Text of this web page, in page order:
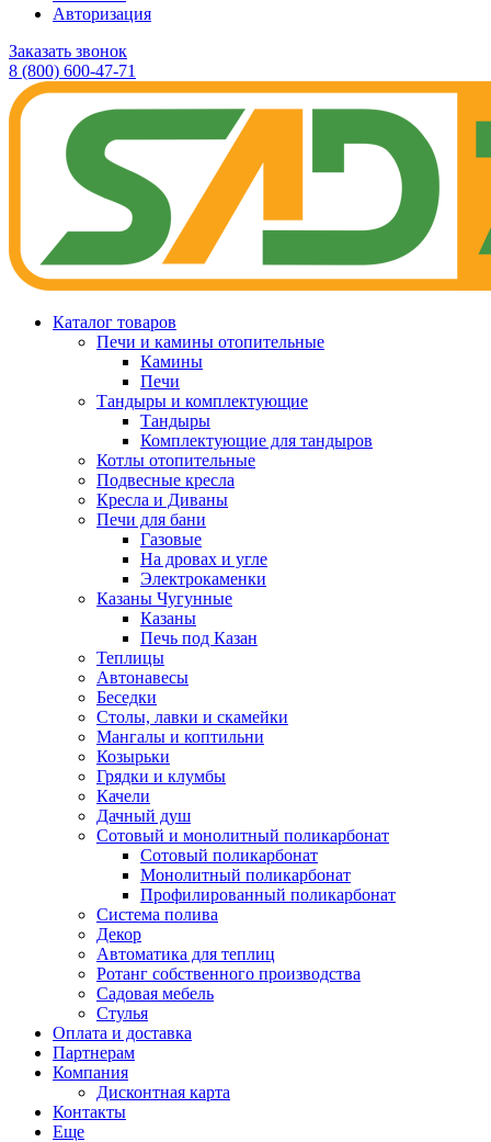
Авторизация
Заказать звонок
8 (800) 600-47-71
Каталог товаров
Печи и камины отопительные
Камины
Печи
Тандыры и комплектующие
Тандыры
Комплектующие для тандыров
Котлы отопительные
Подвесные кресла
Кресла и Диваны
Печи для бани
Газовые
На дровах и угле
Электрокаменки
Казаны Чугунные
Казаны
Печь под Казан
Теплицы
Автонавесы
Беседки
Столы, лавки и скамейки
Мангалы и коптильни
Козырьки
Грядки и клумбы
Качели
Дачный душ
Сотовый и монолитный поликарбонат
Сотовый поликарбонат
Монолитный поликарбонат
Профилированный поликарбонат
Система полива
Декор
Автоматика для теплиц
Ротанг собственного производства
Садовая мебель
Стулья
Оплата и доставка
Партнерам
Компания
Дисконтная карта
Контакты
Еще